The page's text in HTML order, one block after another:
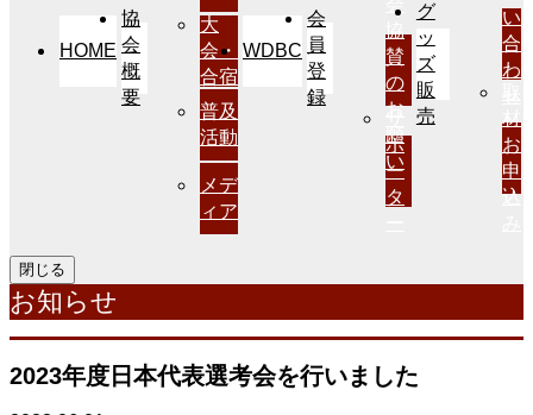
HOME
協
会
概
要
大
会・
合宿
普及
活動
メデ
ィア
WDBC
会
員
登
録
協
賛
の
お
願
い
ポ
ー
タ
グ
ッ
ズ
販
売
い
合
わ
材
お
申
込
閉じる
お知らせ
2023年度日本代表選考会を行いました